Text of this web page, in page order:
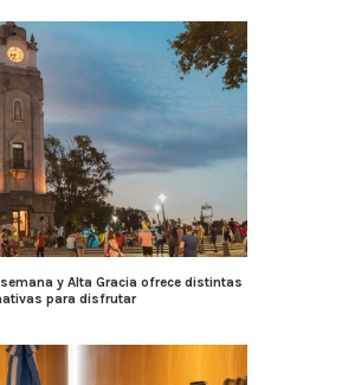
y Alta Gracia ofrece distintas
para disfrutar